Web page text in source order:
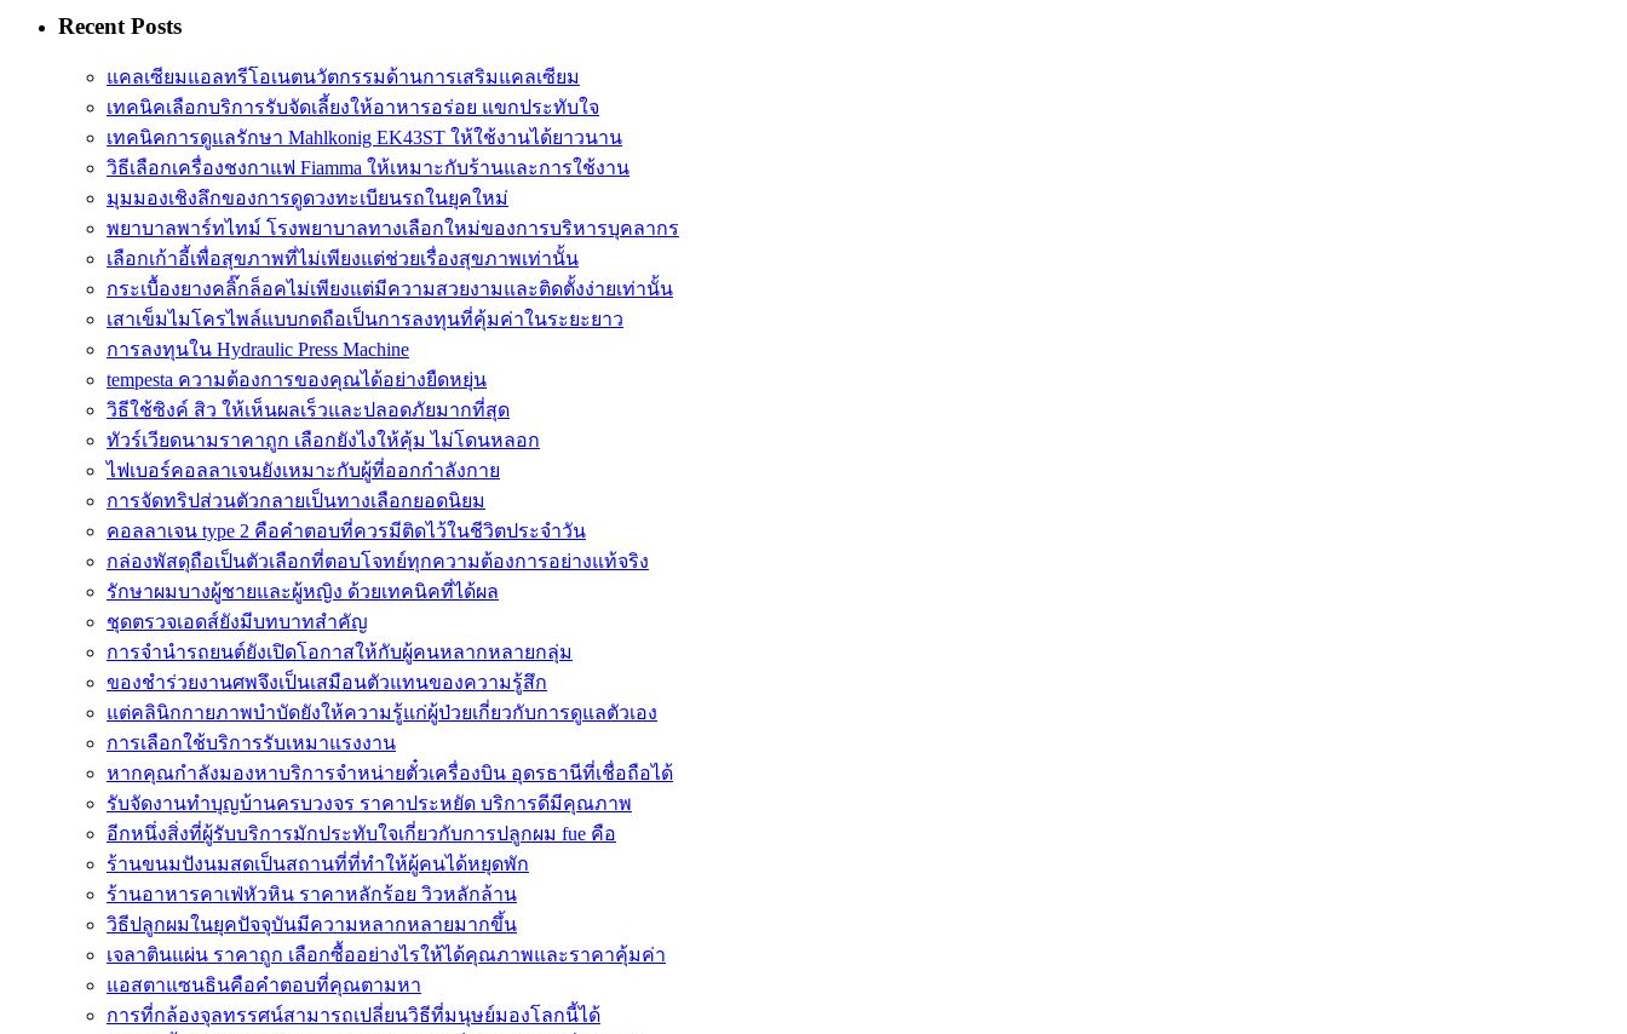
Recent Posts
แคลเซียมแอลทรีโอเนตนวัตกรรมด้านการเสริมแคลเซียม
เทคนิคเลือกบริการรับจัดเลี้ยงให้อาหารอร่อย แขกประทับใจ
เทคนิคการดูแลรักษา Mahlkonig EK43ST ให้ใช้งานได้ยาวนาน
วิธีเลือกเครื่องชงกาแฟ Fiamma ให้เหมาะกับร้านและการใช้งาน
มุมมองเชิงลึกของการดูดวงทะเบียนรถในยุคใหม่
พยาบาลพาร์ทไทม์ โรงพยาบาลทางเลือกใหม่ของการบริหารบุคลากร
เลือกเก้าอี้เพื่อสุขภาพที่ไม่เพียงแต่ช่วยเรื่องสุขภาพเท่านั้น
กระเบื้องยางคลิ๊กล็อคไม่เพียงแต่มีความสวยงามและติดตั้งง่ายเท่านั้น
เสาเข็มไมโครไพล์แบบกดถือเป็นการลงทุนที่คุ้มค่าในระยะยาว
การลงทุนใน Hydraulic Press Machine
tempesta ความต้องการของคุณได้อย่างยืดหยุ่น
วิธีใช้ซิงค์ สิว ให้เห็นผลเร็วและปลอดภัยมากที่สุด
ทัวร์เวียดนามราคาถูก เลือกยังไงให้คุ้ม ไม่โดนหลอก
ไฟเบอร์คอลลาเจนยังเหมาะกับผู้ที่ออกกำลังกาย
การจัดทริปส่วนตัวกลายเป็นทางเลือกยอดนิยม
คอลลาเจน type 2 คือคำตอบที่ควรมีติดไว้ในชีวิตประจำวัน
กล่องพัสดุถือเป็นตัวเลือกที่ตอบโจทย์ทุกความต้องการอย่างแท้จริง
รักษาผมบางผู้ชายและผู้หญิง ด้วยเทคนิคที่ได้ผล
ชุดตรวจเอดส์ยังมีบทบาทสำคัญ
การจำนำรถยนต์ยังเปิดโอกาสให้กับผู้คนหลากหลายกลุ่ม
ของชำร่วยงานศพจึงเป็นเสมือนตัวแทนของความรู้สึก
แต่คลินิกกายภาพบำบัดยังให้ความรู้แก่ผู้ป่วยเกี่ยวกับการดูแลตัวเอง
การเลือกใช้บริการรับเหมาแรงงาน
หากคุณกำลังมองหาบริการจำหน่ายตั๋วเครื่องบิน อุดรธานีที่เชื่อถือได้
รับจัดงานทำบุญบ้านครบวงจร ราคาประหยัด บริการดีมีคุณภาพ
อีกหนึ่งสิ่งที่ผู้รับบริการมักประทับใจเกี่ยวกับการปลูกผม fue คือ
ร้านขนมปังนมสดเป็นสถานที่ที่ทำให้ผู้คนได้หยุดพัก
ร้านอาหารคาเฟ่หัวหิน ราคาหลักร้อย วิวหลักล้าน
วิธีปลูกผมในยุคปัจจุบันมีความหลากหลายมากขึ้น
เจลาตินแผ่น ราคาถูก เลือกซื้ออย่างไรให้ได้คุณภาพและราคาคุ้มค่า
แอสตาแซนธินคือคำตอบที่คุณตามหา
การที่กล้องจุลทรรศน์สามารถเปลี่ยนวิธีที่มนุษย์มองโลกนี้ได้